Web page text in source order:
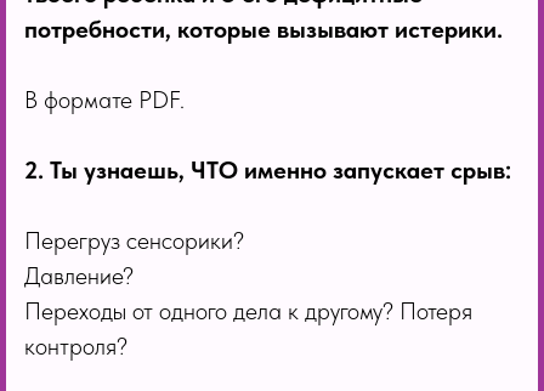
потребности, которые вызывают истерики.
В формате PDF.
2. Ты узнаешь, ЧТО именно запускает срыв:
Перегруз сенсорики?
Давление?
Переходы от одного дела к другому? Потеря
контроля?